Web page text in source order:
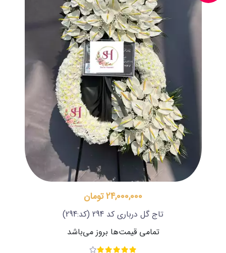
24,000,000 تومان
تاج گل درباری کد 294
(کد:294)
تمامی قیمت‌ها بروز می‌باشد